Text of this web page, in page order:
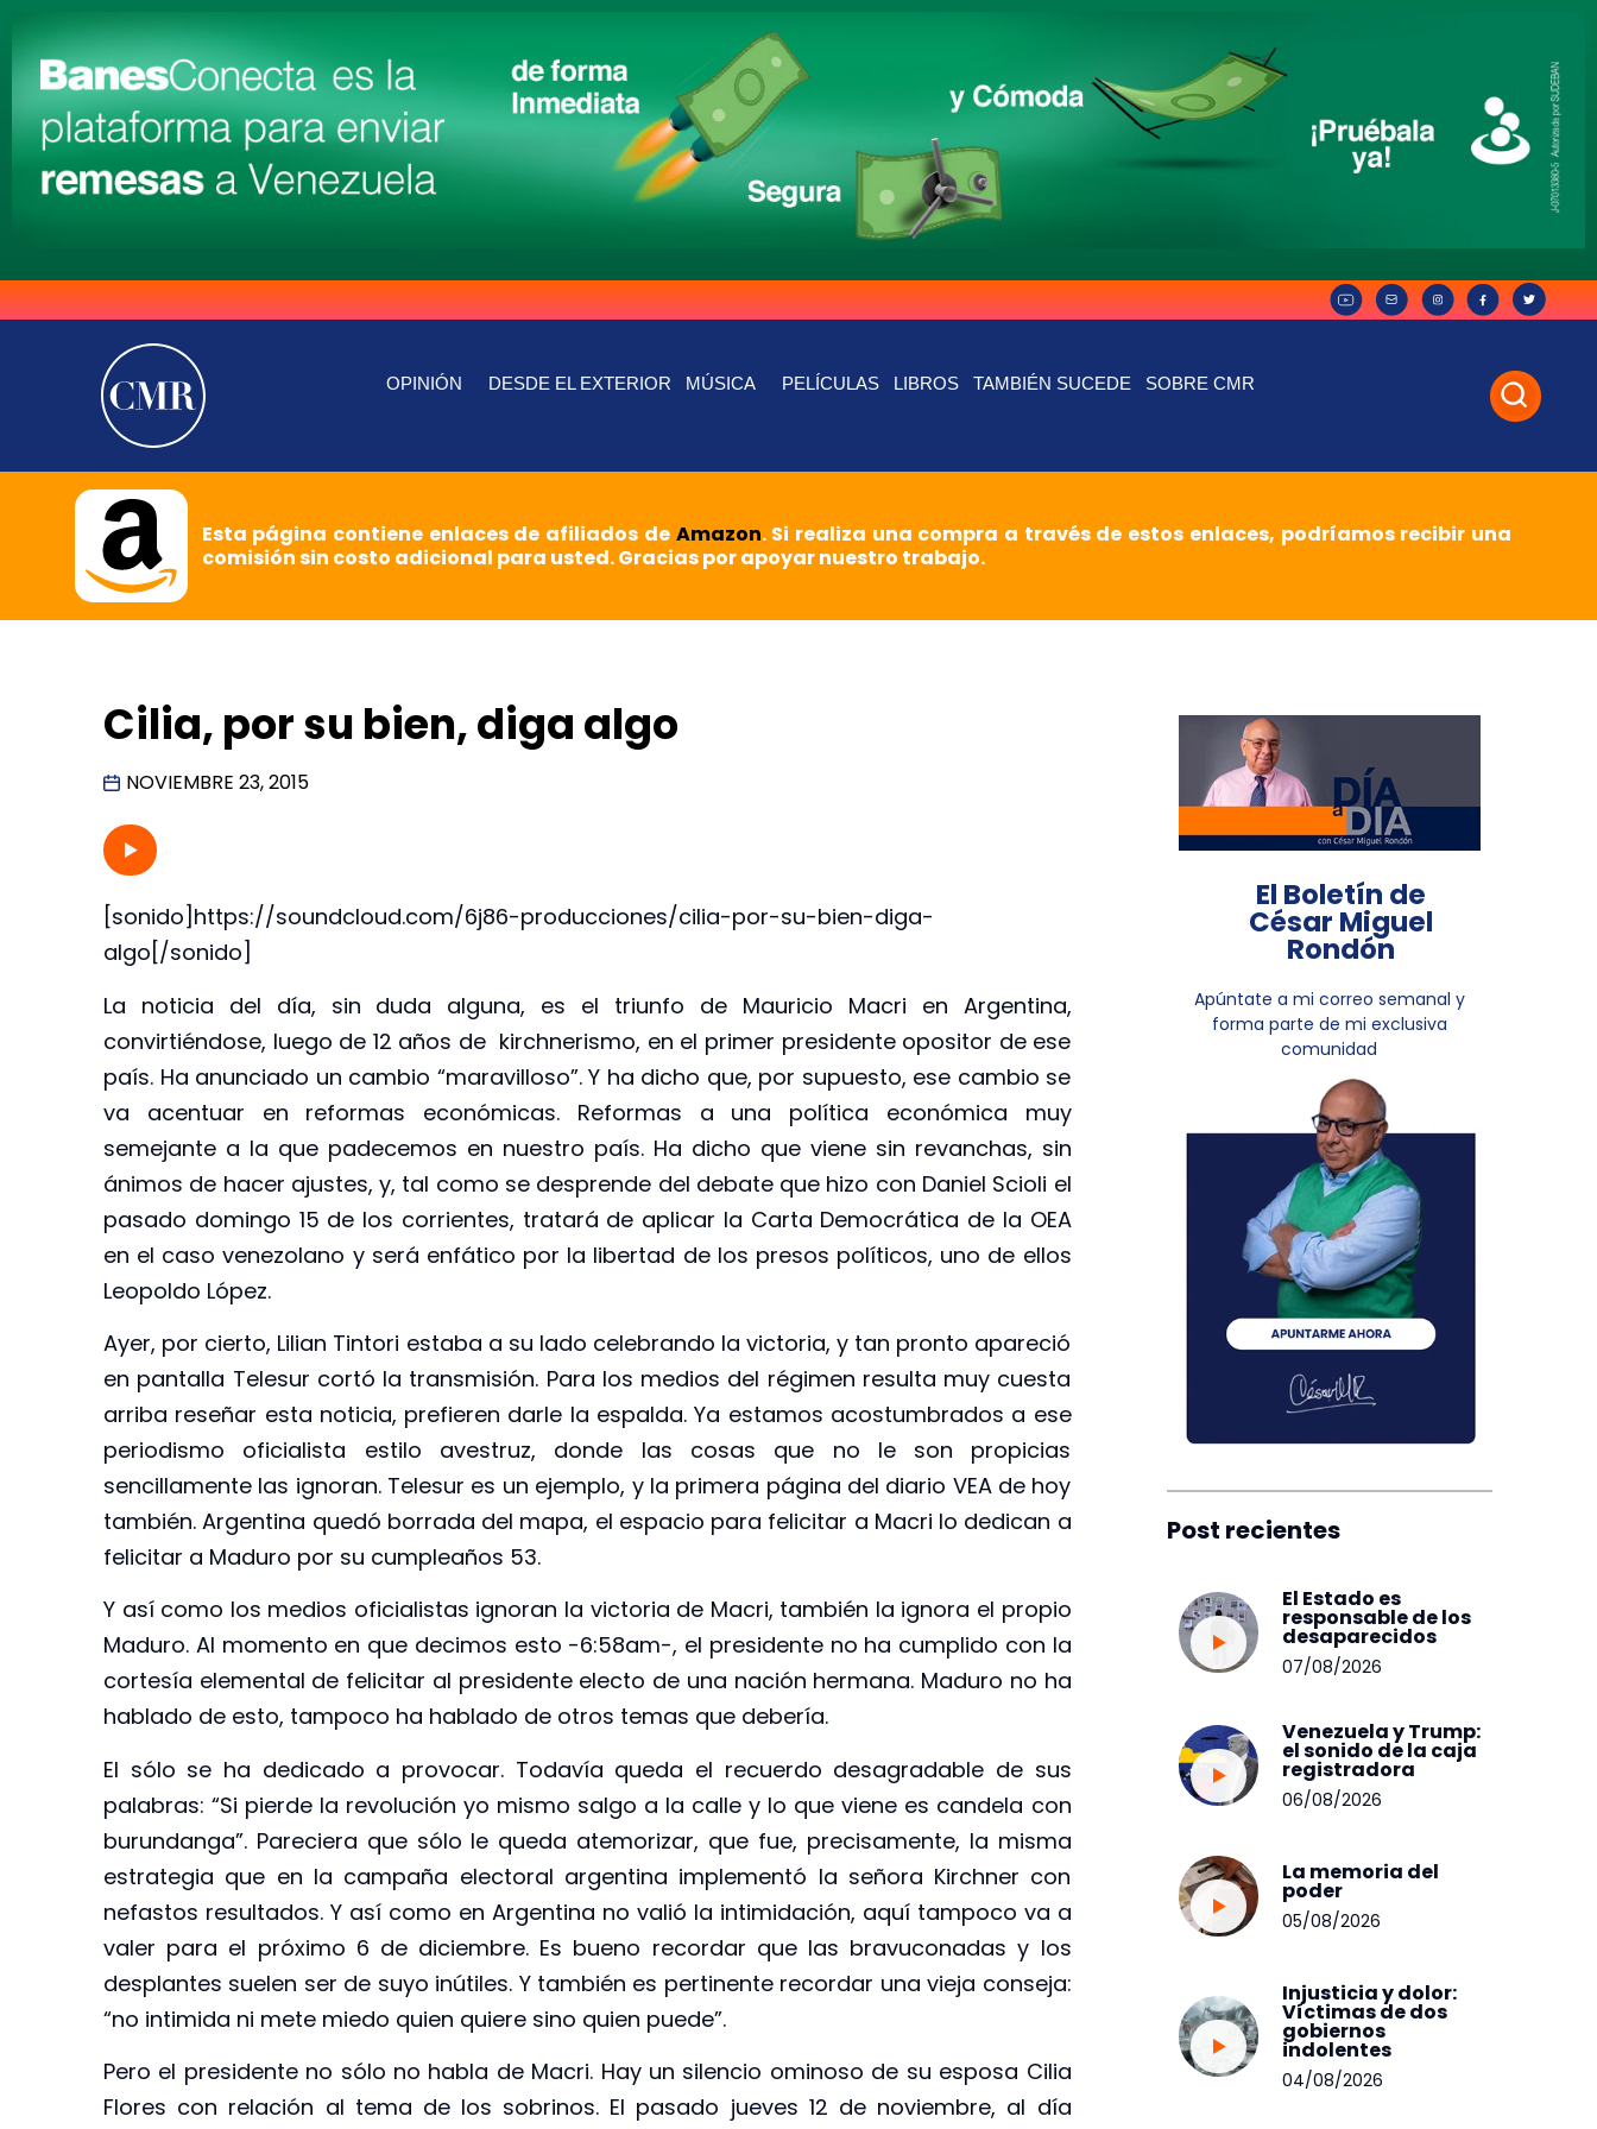
OPINIÓN DESDE EL EXTERIOR MÚSICA PELÍCULAS LIBROS TAMBIÉN SUCEDE SOBRE CMR
Esta página contiene enlaces de afiliados de Amazon. Si realiza una compra a través de estos enlaces, podríamos recibir una
comisión sin costo adicional para usted. Gracias por apoyar nuestro trabajo.
Cilia, por su bien, diga algo
NOVIEMBRE 23, 2015
[sonido]https://soundcloud.com/6j86-producciones/cilia-por-su-bien-diga-
algo[/sonido]
La noticia del día, sin duda alguna, es el triunfo de Mauricio Macri en Argentina,
convirtiéndose, luego de 12 años de kirchnerismo, en el primer presidente opositor de ese
país. Ha anunciado un cambio “maravilloso”. Y ha dicho que, por supuesto, ese cambio se
va acentuar en reformas económicas. Reformas a una política económica muy
semejante a la que padecemos en nuestro país. Ha dicho que viene sin revanchas, sin
ánimos de hacer ajustes, y, tal como se desprende del debate que hizo con Daniel Scioli el
pasado domingo 15 de los corrientes, tratará de aplicar la Carta Democrática de la OEA
en el caso venezolano y será enfático por la libertad de los presos políticos, uno de ellos
Leopoldo López.
Ayer, por cierto, Lilian Tintori estaba a su lado celebrando la victoria, y tan pronto apareció
en pantalla Telesur cortó la transmisión. Para los medios del régimen resulta muy cuesta
arriba reseñar esta noticia, prefieren darle la espalda. Ya estamos acostumbrados a ese
periodismo oficialista estilo avestruz, donde las cosas que no le son propicias
sencillamente las ignoran. Telesur es un ejemplo, y la primera página del diario VEA de hoy
también. Argentina quedó borrada del mapa, el espacio para felicitar a Macri lo dedican a
felicitar a Maduro por su cumpleaños 53.
Y así como los medios oficialistas ignoran la victoria de Macri, también la ignora el propio
Maduro. Al momento en que decimos esto -6:58am-, el presidente no ha cumplido con la
cortesía elemental de felicitar al presidente electo de una nación hermana. Maduro no ha
hablado de esto, tampoco ha hablado de otros temas que debería.
El sólo se ha dedicado a provocar. Todavía queda el recuerdo desagradable de sus
palabras: “Si pierde la revolución yo mismo salgo a la calle y lo que viene es candela con
burundanga”. Pareciera que sólo le queda atemorizar, que fue, precisamente, la misma
estrategia que en la campaña electoral argentina implementó la señora Kirchner con
nefastos resultados. Y así como en Argentina no valió la intimidación, aquí tampoco va a
valer para el próximo 6 de diciembre. Es bueno recordar que las bravuconadas y los
desplantes suelen ser de suyo inútiles. Y también es pertinente recordar una vieja conseja:
“no intimida ni mete miedo quien quiere sino quien puede”.
Pero el presidente no sólo no habla de Macri. Hay un silencio ominoso de su esposa Cilia
Flores con relación al tema de los sobrinos. El pasado jueves 12 de noviembre, al día
El Boletín de
César Miguel
Rondón
Apúntate a mi correo semanal y
forma parte de mi exclusiva
comunidad
Post recientes
El Estado es
responsable de los
desaparecidos
07/08/2026
Venezuela y Trump:
el sonido de la caja
registradora
06/08/2026
La memoria del
poder
05/08/2026
Injusticia y dolor:
Víctimas de dos
gobiernos
indolentes
04/08/2026